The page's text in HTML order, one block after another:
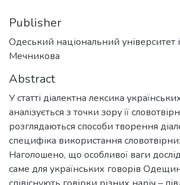
Publisher
Одеський національний університет
Мечникова
Abstract
У статті діалектна лексика
аналізується з точки зору її
розглядаються способи творення
специфіка використання
Наголошено, що особливої ваги
саме для українських говорів